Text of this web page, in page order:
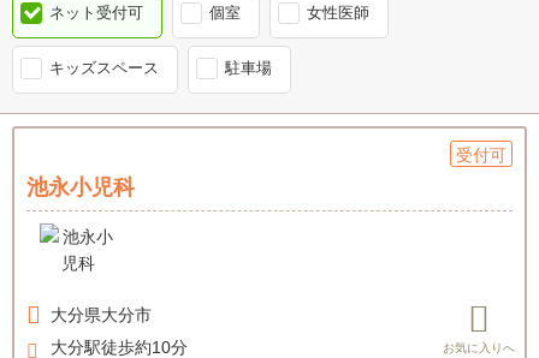
ネット受付可 個室 女性医師
キッズスペース 駐車場
受付可
池永小児科
大分県大分市
大分駅徒歩約10分